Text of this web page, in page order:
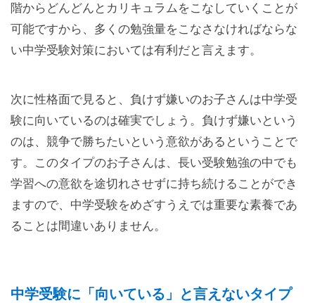
階からどんどんとカリキュラムをこなしていくことが
可能ですから、多くの勉強量をこなさなければならな
い中学受験対策においては有利だと言えます。
次に性格面で見ると、負けず嫌いのお子さんは中学受
験に向いているのは確実でしょう。負けず嫌いという
のは、競争で勝ちたいという意欲があるということで
す。このタイプのお子さんは、長い受験勉強の中でも
学習への意欲を途切れさせずに持ち続けることができ
ますので、中学受験をめざすうえでは重要な素養であ
ることは間違いありません。
中学受験に「向いている」と言えないタイプ